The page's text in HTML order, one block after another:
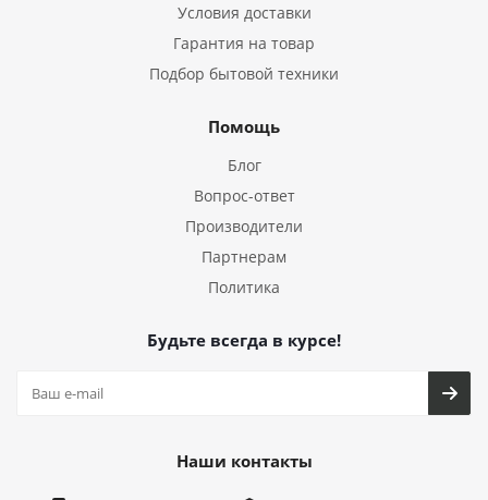
Условия доставки
Гарантия на товар
Подбор бытовой техники
Помощь
Блог
Вопрос-ответ
Производители
Партнерам
Политика
Будьте всегда в курсе!
Наши контакты